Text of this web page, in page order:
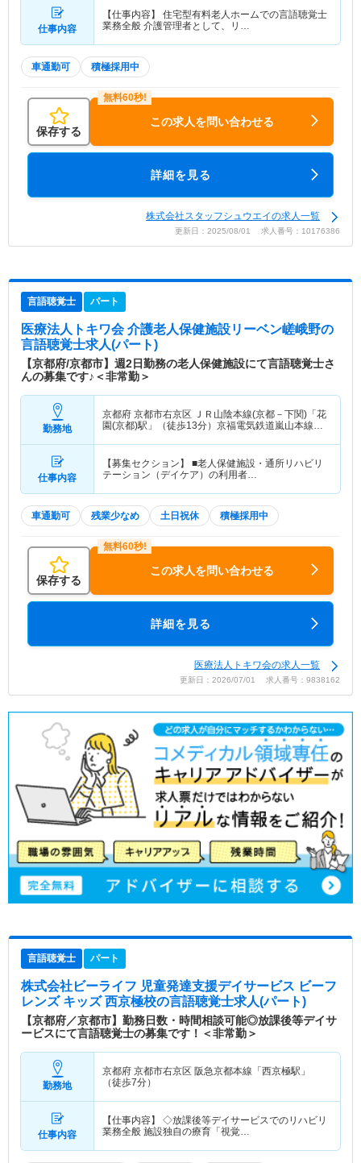
仕事内容
【仕事内容】 住宅型有料老人ホームでの言語聴覚士
業務全般 介護管理者として、リ…
車通勤可 積極採用中
保存する
この求人を問い合わせる
詳細を見る
株式会社スタッフシュウエイの求人一覧
更新日：2025/08/01 求人番号：10176386
言語聴覚士 パート
医療法人トキワ会 介護老人保健施設リーベン嵯峨野の
言語聴覚士求人(パート)
【京都府/京都市】週2日勤務の老人保健施設にて言語聴覚士さ
んの募集です♪＜非常勤＞
勤務地
京都府 京都市右京区 ＪＲ山陰本線(京都－下関)「花
園(京都)駅」（徒歩13分）京福電気鉄道嵐山本線
仕事内容
【募集セクション】 ■老人保健施設・通所リハビリ
テーション（デイケア）の利用者…
車通勤可 残業少なめ 土日祝休 積極採用中
保存する
この求人を問い合わせる
詳細を見る
医療法人トキワ会の求人一覧
更新日：2026/07/01 求人番号：9838162
言語聴覚士 パート
株式会社ビーライフ 児童発達支援デイサービス ビーフ
レンズ キッズ 西京極校の言語聴覚士求人(パート)
【京都府／京都市】勤務日数・時間相談可能◎放課後等デイサ
ービスにて言語聴覚士の募集です！＜非常勤＞
勤務地
京都府 京都市右京区 阪急京都本線「西京極駅」
（徒歩7分）
仕事内容
【仕事内容】 ◇放課後等デイサービスでのリハビリ
業務全般 施設独自の療育「視覚…